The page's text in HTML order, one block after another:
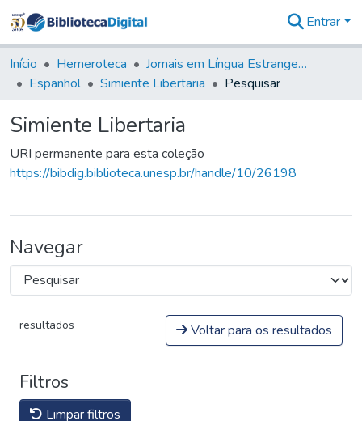
&
Coleções
Tudo na
Digital
Estatísticas
Entrar
Início Hemeroteca
Jornais em Língua Estrangeira
Espanhol
Simiente Libertaria Pesquisar
Simiente Libertaria
URI permanente para esta coleção
https://bibdig.biblioteca.unesp.br/handle/10/26198
Navegar
resultados Voltar para os resultados
Filtros
Limpar filtros